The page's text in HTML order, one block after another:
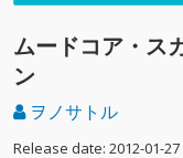
ムードコア・ス
ン
ヲノサトル
Release date: 2012-01-27